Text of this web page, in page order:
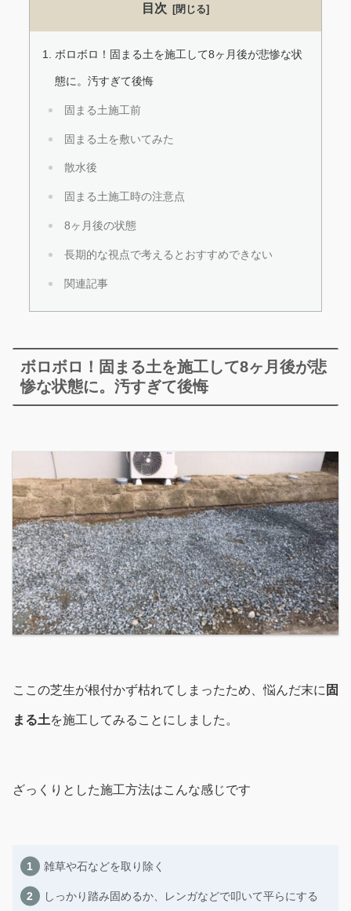
目次
ボロボロ！固まる土を施工して8ヶ月後が悲惨な状
態に。汚すぎて後悔
固まる土施工前
固まる土を敷いてみた
散水後
固まる土施工時の注意点
8ヶ月後の状態
長期的な視点で考えるとおすすめできない
関連記事
ボロボロ！固まる土を施工して8ヶ月後が悲
惨な状態に。汚すぎて後悔
ここの芝生が根付かず枯れてしまったため、悩んだ末に 固
まる土を施工してみることにしました。
ざっくりとした施工方法はこんな感じです
雑草や石などを取り除く
しっかり踏み固めるか、レンガなどで叩いて平らにする